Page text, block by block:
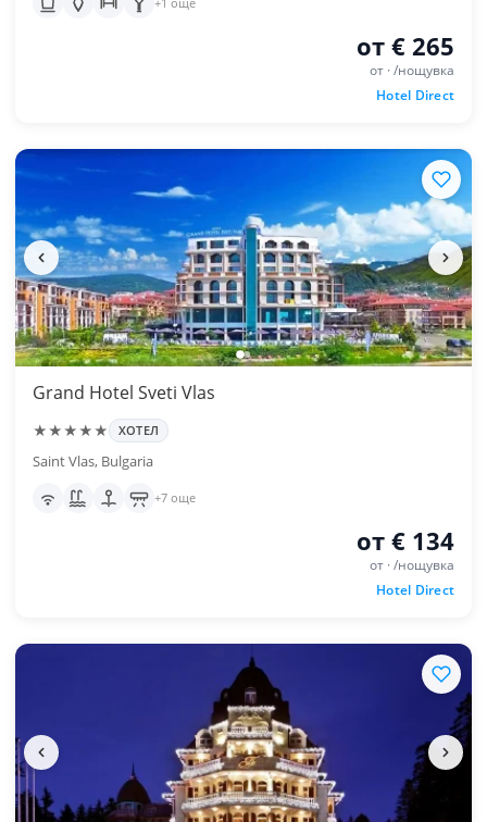
от € 265
от · /нощувка
Hotel Direct
Grand Hotel Sveti Vlas
★★★★★ ХОТЕЛ
Saint Vlas, Bulgaria
+7 още
от € 134
от · /нощувка
Hotel Direct